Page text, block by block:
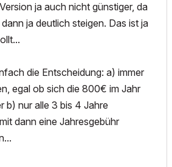
ja auch nicht günstiger, da
ja deutlich steigen. Das ist ja
die Entscheidung: a) immer
egal ob sich die 800€ im Jahr
b) nur alle 3 bis 4 Jahre
dann eine Jahresgebühr